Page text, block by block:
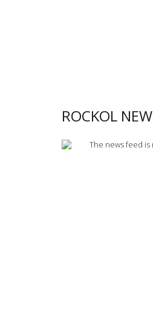
ROCKOL